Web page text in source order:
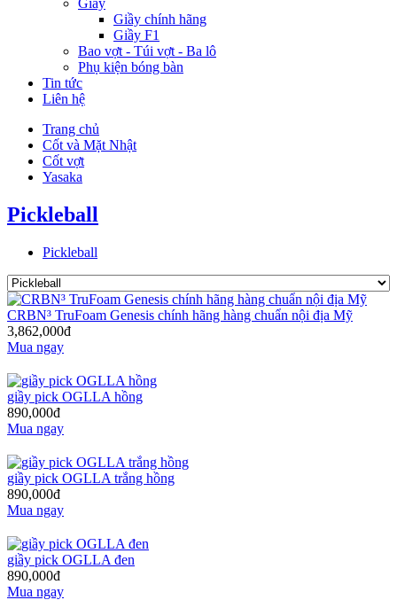
Giầy chính hãng
Giầy F1
Bao vợt - Túi vợt - Ba lô
Phụ kiện bóng bàn
Tin tức
Liên hệ
Trang chủ
Cốt và Mặt Nhật
Cốt vợt
Yasaka
Pickleball
Pickleball
CRBN³ TruFoam Genesis chính hãng hàng chuẩn nội địa Mỹ
3,862,000đ
Mua ngay
giầy pick OGLLA hồng
890,000đ
Mua ngay
giầy pick OGLLA trắng hồng
890,000đ
Mua ngay
giầy pick OGLLA đen
890,000đ
Mua ngay